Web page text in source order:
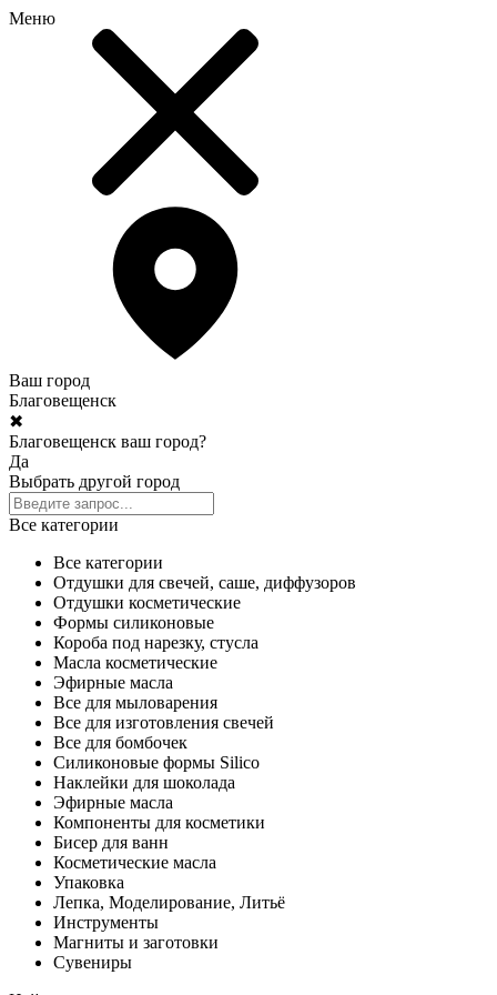
Меню
Ваш город
Благовещенск
✖
Благовещенск ваш город?
Да
Выбрать другой город
Все категории
Все категории
Отдушки для свечей, саше, диффузоров
Отдушки косметические
Формы силиконовые
Короба под нарезку, стусла
Масла косметические
Эфирные масла
Все для мыловарения
Все для изготовления свечей
Все для бомбочек
Силиконовые формы Silico
Наклейки для шоколада
Эфирные масла
Компоненты для косметики
Бисер для ванн
Косметические масла
Упаковка
Лепка, Моделирование, Литьё
Инструменты
Магниты и заготовки
Сувениры